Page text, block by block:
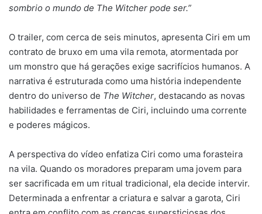
sombrio o mundo de The Witcher pode ser.”
O trailer, com cerca de seis minutos, apresenta Ciri em um
contrato de bruxo em uma vila remota, atormentada por
um monstro que há gerações exige sacrifícios humanos. A
narrativa é estruturada como uma história independente
dentro do universo de The Witcher, destacando as novas
habilidades e ferramentas de Ciri, incluindo uma corrente
e poderes mágicos.
A perspectiva do vídeo enfatiza Ciri como uma forasteira
na vila. Quando os moradores preparam uma jovem para
ser sacrificada em um ritual tradicional, ela decide intervir.
Determinada a enfrentar a criatura e salvar a garota, Ciri